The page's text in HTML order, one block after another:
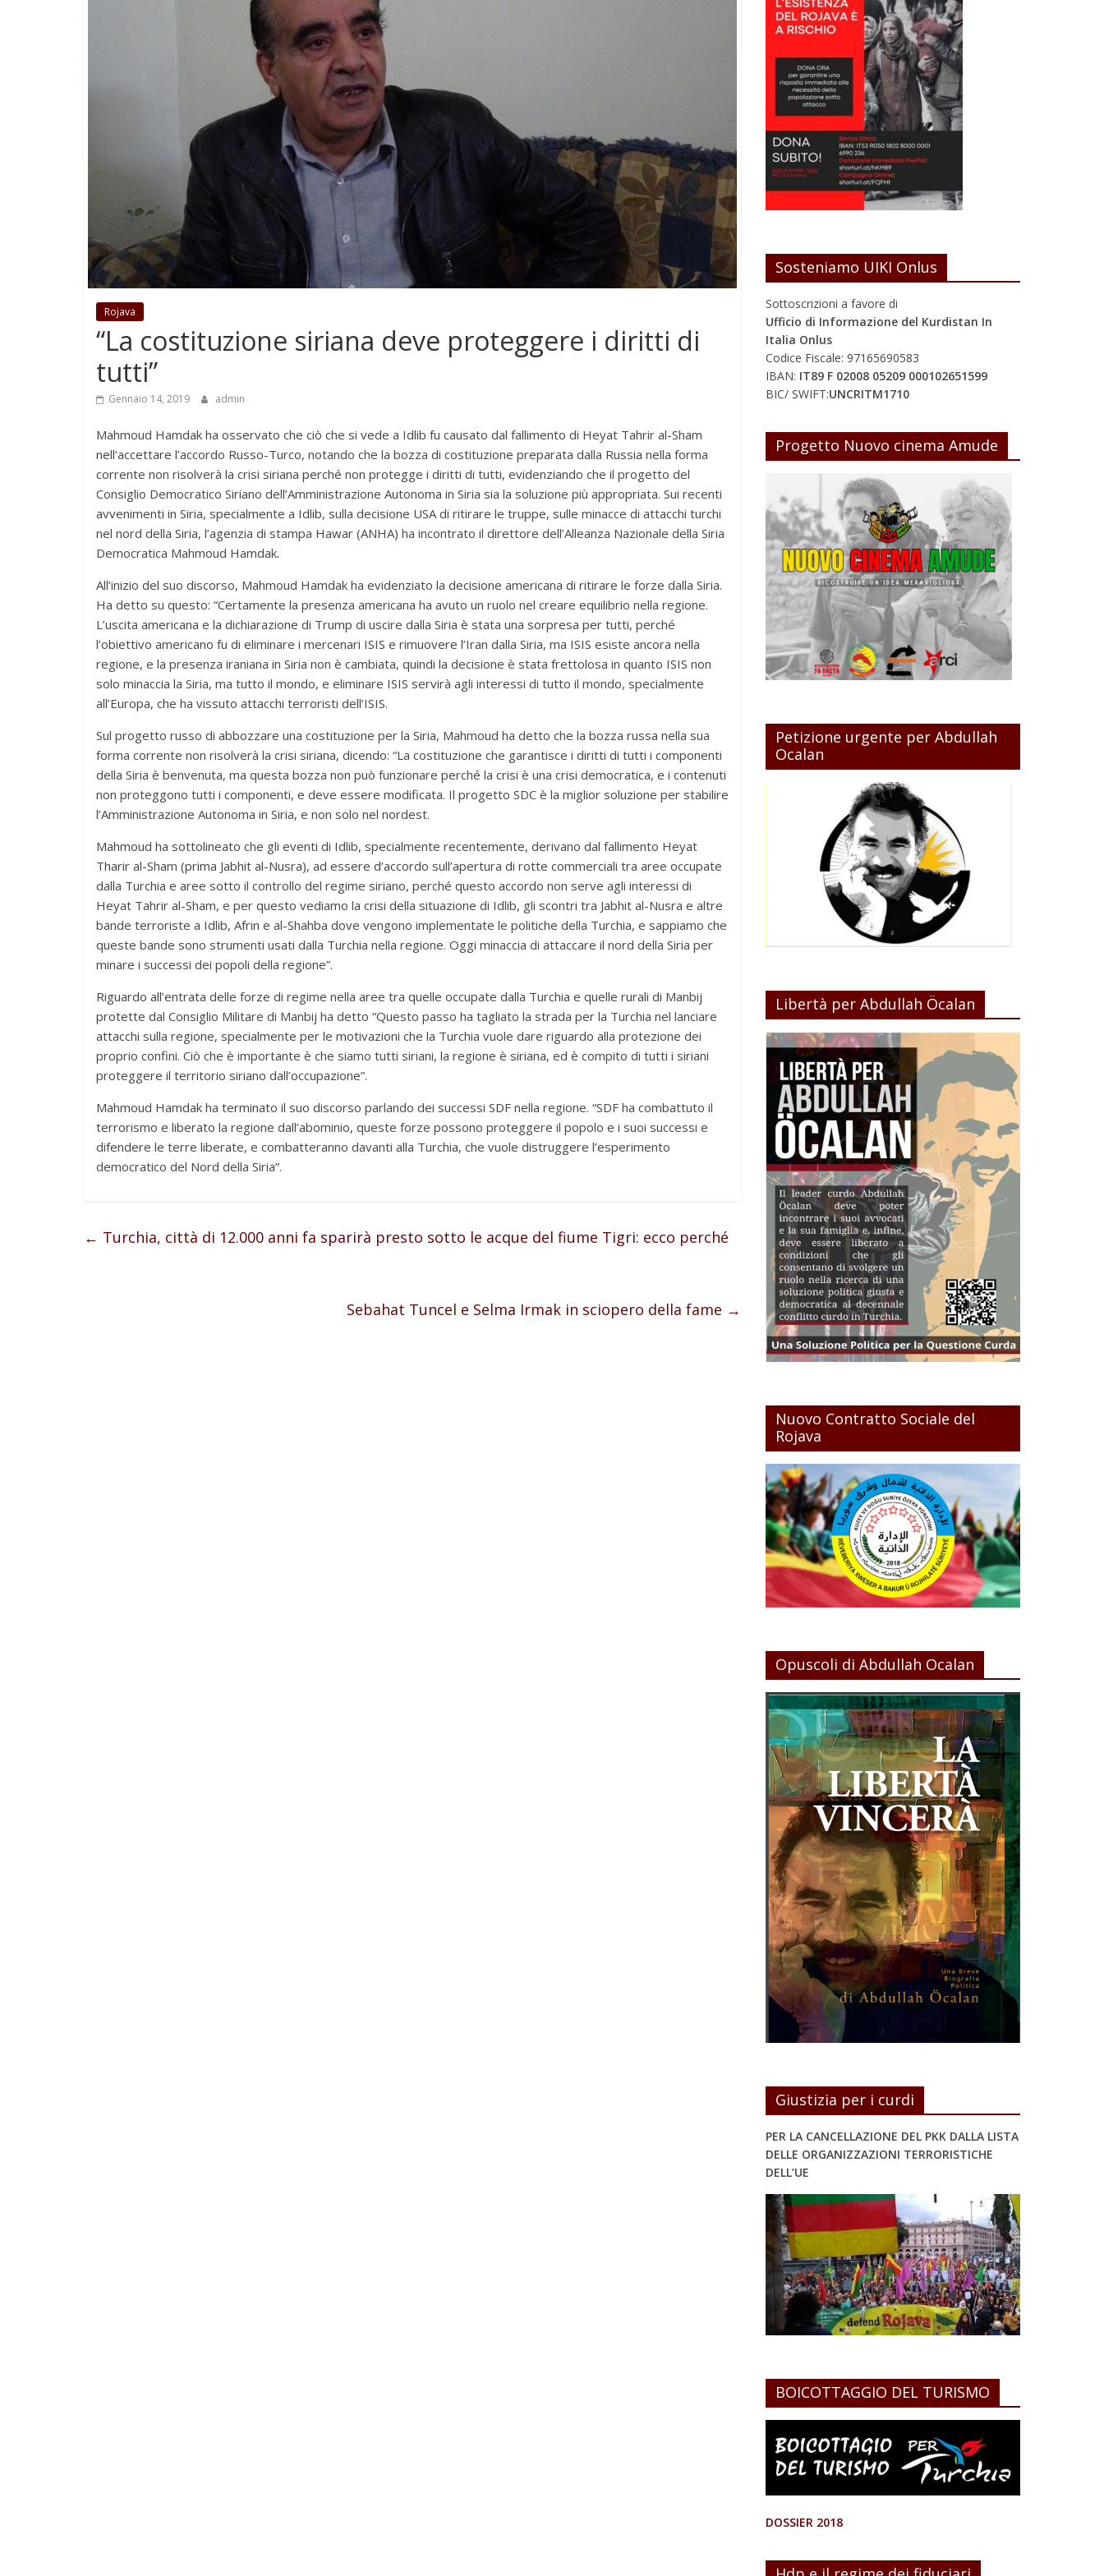
Rojava
“La costituzione siriana deve proteggere i diritti di
tutti”
Gennaio 14, 2019 admin
Mahmoud Hamdak ha osservato che ciò che si vede a Idlib fu causato dal fallimento di Heyat Tahrir al-Sham
nell’accettare l’accordo Russo-Turco, notando che la bozza di costituzione preparata dalla Russia nella forma
corrente non risolverà la crisi siriana perché non protegge i diritti di tutti, evidenziando che il progetto del
Consiglio Democratico Siriano dell’Amministrazione Autonoma in Siria sia la soluzione più appropriata. Sui recenti
avvenimenti in Siria, specialmente a Idlib, sulla decisione USA di ritirare le truppe, sulle minacce di attacchi turchi
nel nord della Siria, l’agenzia di stampa Hawar (ANHA) ha incontrato il direttore dell’Alleanza Nazionale della Siria
Democratica Mahmoud Hamdak.
All’inizio del suo discorso, Mahmoud Hamdak ha evidenziato la decisione americana di ritirare le forze dalla Siria.
Ha detto su questo: “Certamente la presenza americana ha avuto un ruolo nel creare equilibrio nella regione.
L’uscita americana e la dichiarazione di Trump di uscire dalla Siria è stata una sorpresa per tutti, perché
l’obiettivo americano fu di eliminare i mercenari ISIS e rimuovere l’Iran dalla Siria, ma ISIS esiste ancora nella
regione, e la presenza iraniana in Siria non è cambiata, quindi la decisione è stata frettolosa in quanto ISIS non
solo minaccia la Siria, ma tutto il mondo, e eliminare ISIS servirà agli interessi di tutto il mondo, specialmente
all’Europa, che ha vissuto attacchi terroristi dell’ISIS.
Sul progetto russo di abbozzare una costituzione per la Siria, Mahmoud ha detto che la bozza russa nella sua
forma corrente non risolverà la crisi siriana, dicendo: “La costituzione che garantisce i diritti di tutti i componenti
della Siria è benvenuta, ma questa bozza non può funzionare perché la crisi è una crisi democratica, e i contenuti
non proteggono tutti i componenti, e deve essere modificata. Il progetto SDC è la miglior soluzione per stabilire
l’Amministrazione Autonoma in Siria, e non solo nel nordest.
Mahmoud ha sottolineato che gli eventi di Idlib, specialmente recentemente, derivano dal fallimento Heyat
Tharir al-Sham (prima Jabhit al-Nusra), ad essere d’accordo sull’apertura di rotte commerciali tra aree occupate
dalla Turchia e aree sotto il controllo del regime siriano, perché questo accordo non serve agli interessi di
Heyat Tahrir al-Sham, e per questo vediamo la crisi della situazione di Idlib, gli scontri tra Jabhit al-Nusra e altre
bande terroriste a Idlib, Afrin e al-Shahba dove vengono implementate le politiche della Turchia, e sappiamo che
queste bande sono strumenti usati dalla Turchia nella regione. Oggi minaccia di attaccare il nord della Siria per
minare i successi dei popoli della regione”.
Riguardo all’entrata delle forze di regime nella aree tra quelle occupate dalla Turchia e quelle rurali di Manbij
protette dal Consiglio Militare di Manbij ha detto “Questo passo ha tagliato la strada per la Turchia nel lanciare
attacchi sulla regione, specialmente per le motivazioni che la Turchia vuole dare riguardo alla protezione dei
proprio confini. Ciò che è importante è che siamo tutti siriani, la regione è siriana, ed è compito di tutti i siriani
proteggere il territorio siriano dall’occupazione”.
Mahmoud Hamdak ha terminato il suo discorso parlando dei successi SDF nella regione. “SDF ha combattuto il
terrorismo e liberato la regione dall’abominio, queste forze possono proteggere il popolo e i suoi successi e
difendere le terre liberate, e combatteranno davanti alla Turchia, che vuole distruggere l’esperimento
democratico del Nord della Siria”.
← Turchia, città di 12.000 anni fa sparirà presto sotto le acque del fiume Tigri: ecco perché
Sebahat Tuncel e Selma Irmak in sciopero della fame →
Sosteniamo UIKI Onlus
Sottoscrizioni a favore di
Ufficio di Informazione del Kurdistan In
Italia Onlus
Codice Fiscale: 97165690583
IBAN: IT89 F 02008 05209 000102651599
BIC/ SWIFT:UNCRITM1710
Progetto Nuovo cinema Amude
Petizione urgente per Abdullah
Ocalan
Libertà per Abdullah Öcalan
Nuovo Contratto Sociale del
Rojava
Opuscoli di Abdullah Ocalan
Giustizia per i curdi
PER LA CANCELLAZIONE DEL PKK DALLA LISTA
DELLE ORGANIZZAZIONI TERRORISTICHE
DELL’UE
BOICOTTAGGIO DEL TURISMO
DOSSIER 2018